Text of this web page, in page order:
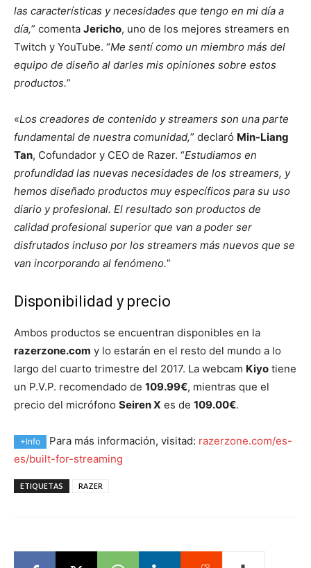
las características y necesidades que tengo en mi día a
día,” comenta Jericho, uno de los mejores streamers en
Twitch y YouTube. “Me sentí como un miembro más del
equipo de diseño al darles mis opiniones sobre estos
productos.”
«Los creadores de contenido y streamers son una parte
fundamental de nuestra comunidad,” declaró Min-Liang
Tan, Cofundador y CEO de Razer. “Estudiamos en
profundidad las nuevas necesidades de los streamers, y
hemos diseñado productos muy específicos para su uso
diario y profesional. El resultado son productos de
calidad profesional superior que van a poder ser
disfrutados incluso por los streamers más nuevos que se
van incorporando al fenómeno.”
Disponibilidad y precio
Ambos productos se encuentran disponibles en la
razerzone.com y lo estarán en el resto del mundo a lo
largo del cuarto trimestre del 2017. La webcam Kiyo tiene
un P.V.P. recomendado de 109.99€, mientras que el
precio del micrófono Seiren X es de 109.00€.
+Info Para más información, visitad: razerzone.com/es-
es/built-for-streaming
ETIQUETAS RAZER